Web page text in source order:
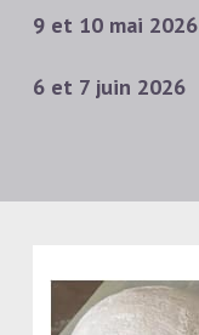
9 et 10 mai 2026
6 et 7 juin 2026